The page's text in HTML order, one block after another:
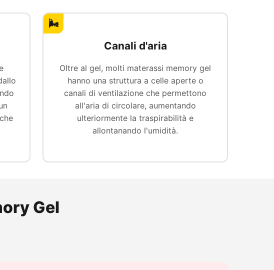
🌬️
Canali d'aria
Oltre al gel, molti materassi memory gel
hanno una struttura a celle aperte o
canali di ventilazione che permettono
all'aria di circolare, aumentando
ulteriormente la traspirabilità e
allontanando l'umidità.
Gel